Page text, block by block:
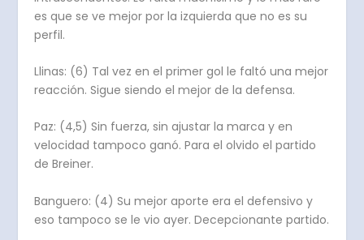
es que se ve mejor por la izquierda que no es su
perfil.
Llinas: (6) Tal vez en el primer gol le faltó una mejor
reacción. Sigue siendo el mejor de la defensa.
Paz: (4,5) Sin fuerza, sin ajustar la marca y en
velocidad tampoco ganó. Para el olvido el partido
de Breiner.
Banguero: (4) Su mejor aporte era el defensivo y
eso tampoco se le vio ayer. Decepcionante partido.